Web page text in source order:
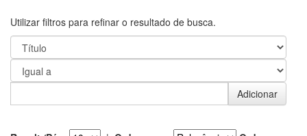
Utilizar filtros para refinar o resultado de busca.